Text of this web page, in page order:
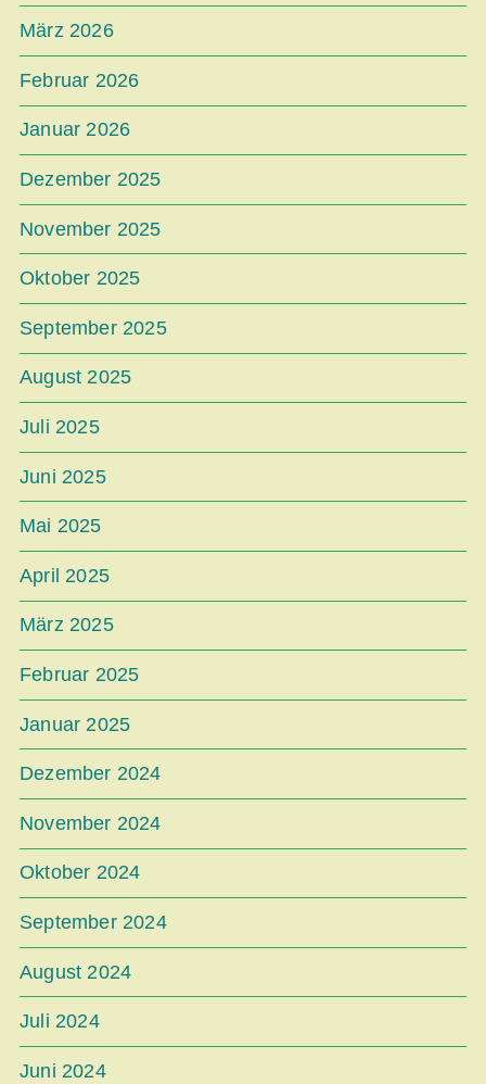
März 2026
Februar 2026
Januar 2026
Dezember 2025
November 2025
Oktober 2025
September 2025
August 2025
Juli 2025
Juni 2025
Mai 2025
April 2025
März 2025
Februar 2025
Januar 2025
Dezember 2024
November 2024
Oktober 2024
September 2024
August 2024
Juli 2024
Juni 2024